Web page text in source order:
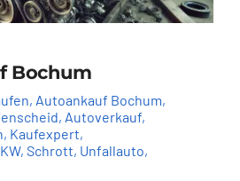
Bochum
, Autoankauf Bochum,
, Autoverkauf,
, Kaufexpert,
, Schrott, Unfallauto,